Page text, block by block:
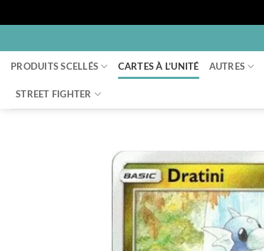
au
contenu
PRODUITS SCELLÉS CARTES À L’UNITÉ AUTRES
STREET FIGHTER